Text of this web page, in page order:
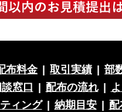
布料金 取引実績
部
窓口 配布の流れ
ィング
納期目安